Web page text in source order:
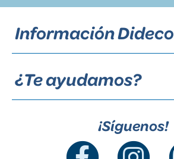
Información Dideco
¿Te ayudamos?
¡Síguenos!